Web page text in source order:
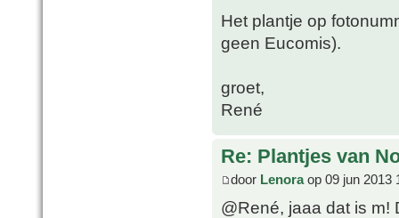
Het plantje op
geen Eucomis).
groet,
René
Re: Plantjes van
door Lenoraop 09 jun 2013
@René, jaaa dat is